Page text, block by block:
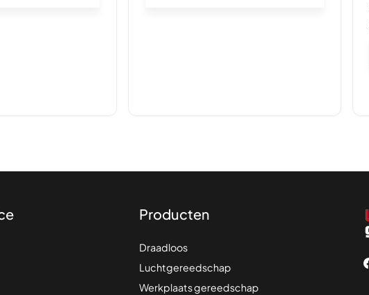
Producten
Draadloos
Luchtgereedschap
Werkplaats gereedschap